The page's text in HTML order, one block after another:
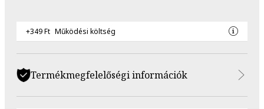
+349 Ft Működési költség
Termékmegfelelőségi információk